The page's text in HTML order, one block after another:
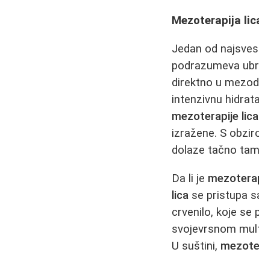
Mezoterapija
Jedan od
podrazumeva
direktno u
intenzivnu
mezoterapije lica
izražene. S
dolaze tačno
Da li je
lica se pristupa
crvenilo, koje se
svojevrsnom
U suštini,